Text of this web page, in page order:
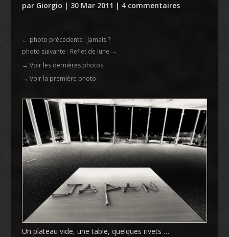
par Giorgio | 30 Mar 2011 | 4 commentaires
← photo précédente : Jamais ?
photo suivante : Reflet de lune →
→ Voir les dernières photos
→ Voir la première photo
Un plateau vide, une table, quelques rivets …